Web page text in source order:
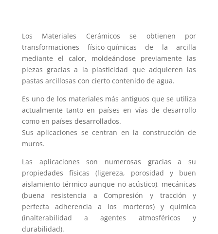
Los Materiales Cerámicos se obtienen por
transformaciones físico-químicas de la arcilla
mediante el calor, moldeándose previamente las
piezas gracias a la plasticidad que adquieren las
pastas arcillosas con cierto contenido de agua.
Es uno de los materiales más antiguos que se utiliza
actualmente tanto en países en vías de desarrollo
como en países desarrollados.
Sus aplicaciones se centran en la construcción de
muros.
Las aplicaciones son numerosas gracias a su
propiedades físicas (ligereza, porosidad y buen
aislamiento térmico aunque no acústico), mecánicas
(buena resistencia a Compresión y tracción y
perfecta adherencia a los morteros) y química
(inalterabilidad a agentes atmosféricos y
durabilidad).